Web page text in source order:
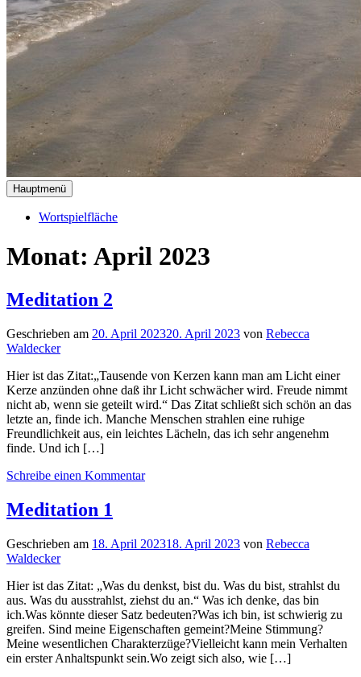
Hauptmenü
Wortspielfläche
Monat: April 2023
Meditation 2
Geschrieben am 20. April 202320. April 2023 von Rebecca
Waldecker
Hier ist das Zitat:„Tausende von Kerzen kann man am Licht einer
Kerze anzünden ohne daß ihr Licht schwächer wird. Freude nimmt
nicht ab, wenn sie geteilt wird.“ Das Zitat schließt sich schön an das
letzte an, finde ich. Manche Menschen strahlen eine ruhige
Freundlichkeit aus, ein leichtes Lächeln, das ich sehr angenehm
finde. Und ich […]
Schreibe einen Kommentar
Meditation 1
Geschrieben am 18. April 202318. April 2023 von Rebecca
Waldecker
Hier ist das Zitat: „Was du denkst, bist du. Was du bist, strahlst du
aus. Was du ausstrahlst, ziehst du an.“ Was ich denke, das bin
ich.Was könnte dieser Satz bedeuten?Was ich bin, ist schwierig zu
greifen. Sind meine Eigenschaften gemeint?Meine Stimmung?
Meine wesentlichen Charakterzüge?Vielleicht kann mein Verhalten
ein erster Anhaltspunkt sein.Wo zeigt sich also, wie […]